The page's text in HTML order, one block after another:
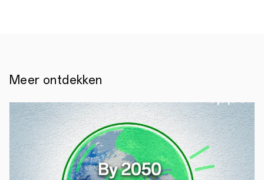
kijken?
Of
die
een
betekenisvolle
impact
hebben
op
Meer ontdekken